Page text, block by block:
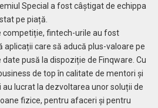
Special a fost câștigat de echippa
pe piață.
competiție, fintech-urile au fost
aplicații care să aducă plus-valoare pe
pusă la dispoziție de Finqware. Cu
de top în calitate de mentori și
lucrat la dezvoltarea unor soluții de
fizice, pentru afaceri și pentru